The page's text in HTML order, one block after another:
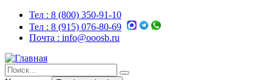
Тел : 8 (800) 350-91-10
Тел : 8 (915) 076-80-69
Почта : info@ooosb.ru